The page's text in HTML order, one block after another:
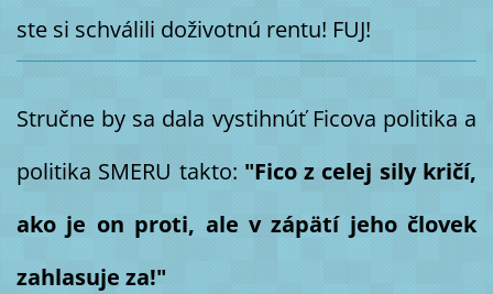
ste si schválili doživotnú rentu! FUJ!
Stručne by sa dala vystihnúť Ficova politika a
politika SMERU takto: "Fico z celej sily kričí,
ako je on proti, ale v zápätí jeho človek
zahlasuje za!"